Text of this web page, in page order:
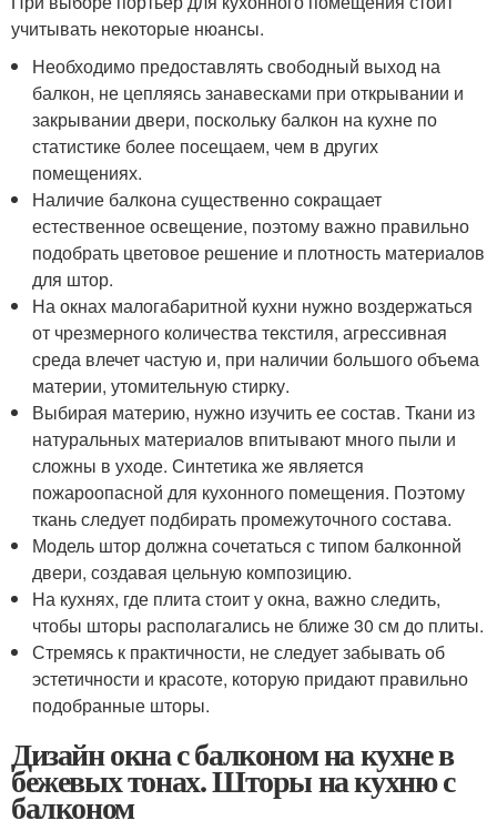
учитывать некоторые нюансы.
Необходимо предоставлять свободный выход на
балкон, не цепляясь занавесками при открывании и
закрывании двери, поскольку балкон на кухне по
статистике более посещаем, чем в других
помещениях.
Наличие балкона существенно сокращает
естественное освещение, поэтому важно правильно
подобрать цветовое решение и плотность материалов
для штор.
На окнах малогабаритной кухни нужно воздержаться
от чрезмерного количества текстиля, агрессивная
среда влечет частую и, при наличии большого объема
материи, утомительную стирку.
Выбирая материю, нужно изучить ее состав. Ткани из
натуральных материалов впитывают много пыли и
сложны в уходе. Синтетика же является
пожароопасной для кухонного помещения. Поэтому
ткань следует подбирать промежуточного состава.
Модель штор должна сочетаться с типом балконной
двери, создавая цельную композицию.
На кухнях, где плита стоит у окна, важно следить,
чтобы шторы располагались не ближе 30 см до плиты.
Стремясь к практичности, не следует забывать об
эстетичности и красоте, которую придают правильно
подобранные шторы.
Дизайн окна с балконом на кухне в
бежевых тонах. Шторы на кухню с
балконом